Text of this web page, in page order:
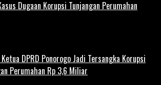
Dugaan Korupsi Tunjangan Perumahan
DPRD Ponorogo Jadi Tersangka Korupsi
Perumahan Rp 3,6 Miliar